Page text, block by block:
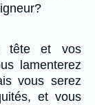
tête et vos
lamenterez
vous serez
et vous